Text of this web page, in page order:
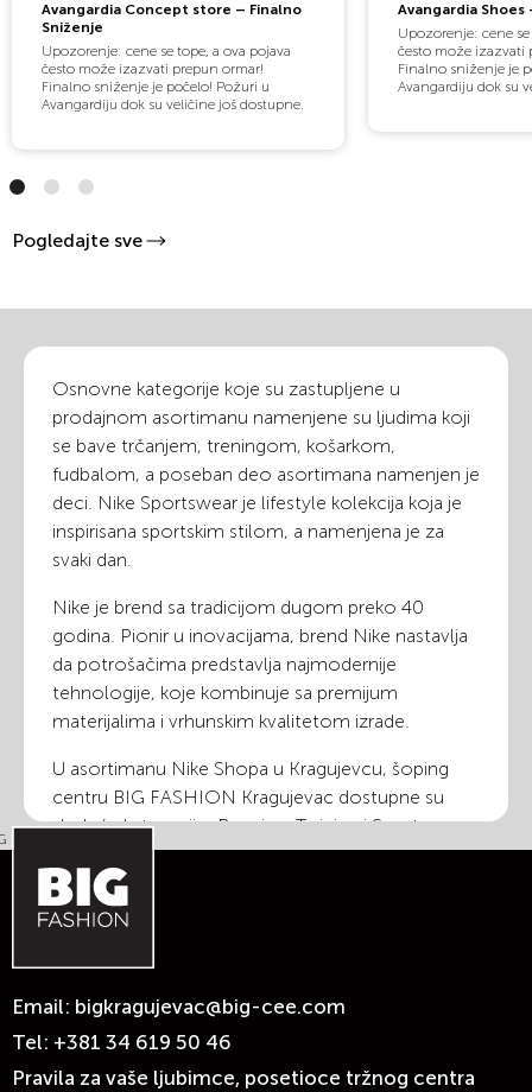
Avangardia Concept store – Finalno
Sniženje
Upozorenje: cene se tope, a ova pojava
često može izazvati prepun ormar!
Finalno sniženje je počelo! Požuri u
Avangardiju dok su veličine još dostupne.
Avangardia
Upozorenje: cene
često može izazvati
Finalno sniženje je
Avangardiju dok su
Pogledajte sve
Osnovne kategorije koje su zastupljene u
prodajnom asortimanu namenjene su ljudima koji
se bave trčanjem, treningom, košarkom,
fudbalom, a poseban deo asortimana namenjen je
deci. Nike Sportswear je lifestyle kolekcija koja je
inspirisana sportskim stilom, a namenjena je za
svaki dan.
Nike je brend sa tradicijom dugom preko 40
godina. Pionir u inovacijama, brend Nike nastavlja
da potrošačima predstavlja najmodernije
tehnologije, koje kombinuje sa premijum
materijalima i vrhunskim kvalitetom izrade.
U asortimanu Nike Shopa u Kragujevcu, šoping
centru BIG FASHION Kragujevac dostupne su
sledeće kategorije: Running, Training i Sportswear
za muškarce i za žene, kao i program namenjen
najmlađima.
Svu robu možete platiti gotovinski, karticama ili
rata i karticama Diners na 4 rate.
Email: bigkragujevac@big-cee.com
Tel: +381 34 619 50 46
Pravila za vaše ljubimce, posetioce tržnog centra